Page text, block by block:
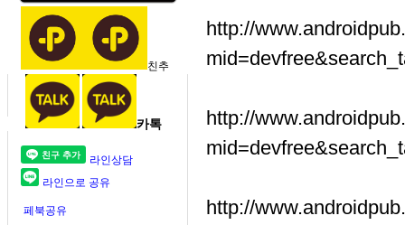
친추
카톡
라인상담
라인으로 공유
페북공유
http://
http://
http://